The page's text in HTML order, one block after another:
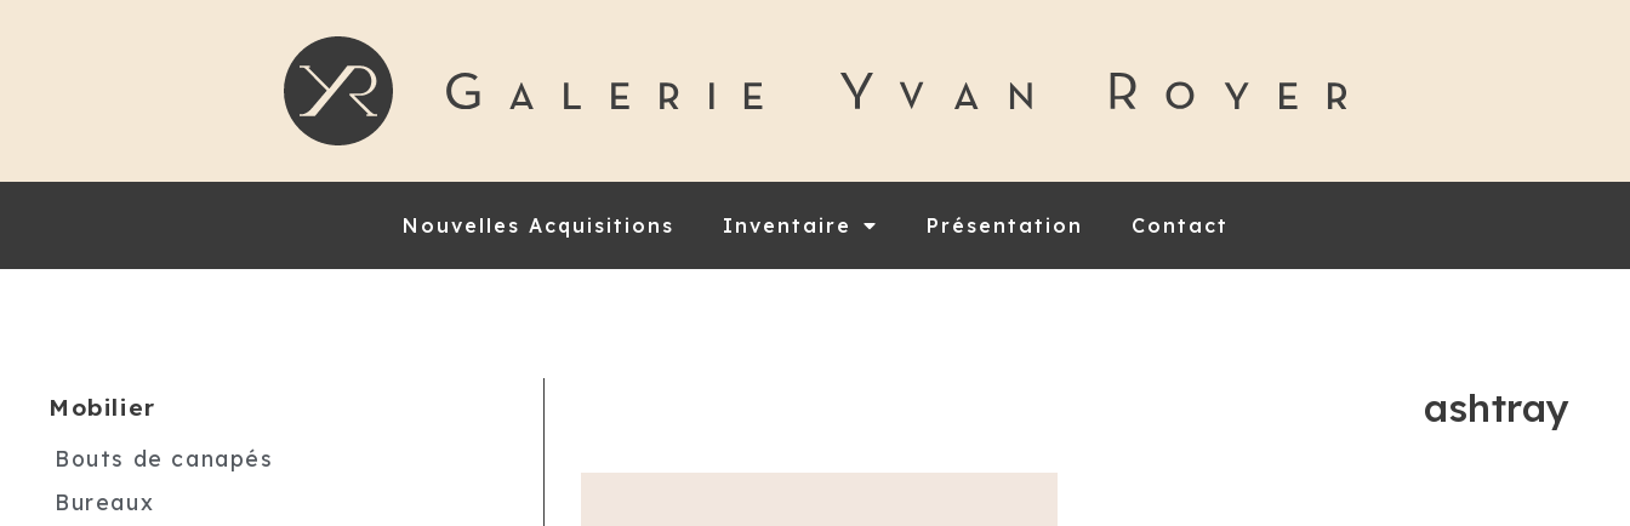
Nouvelles Acquisitions Inventaire Présentation Contact
Mobilier
Bouts de canapés
Bureaux
ashtray